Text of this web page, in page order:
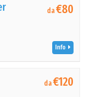
da€80
Info
da€120